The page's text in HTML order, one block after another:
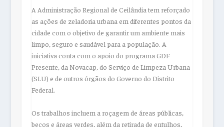
A Administração Regional de Ceilândia tem reforçado
as ações de zeladoria urbana em diferentes pontos da
cidade com o objetivo de garantir um ambiente mais
limpo, seguro e saudável para a população. A
iniciativa conta com o apoio do programa GDF
Presente, da Novacap, do Serviço de Limpeza Urbana
(SLU) e de outros órgãos do Governo do Distrito
Federal.
Os trabalhos incluem a roçagem de áreas públicas,
becos e áreas verdes, além da retirada de entulhos,